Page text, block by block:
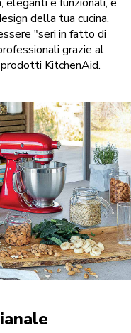
della tua cucina.
"seri in fatto di
grazie al
KitchenAid.